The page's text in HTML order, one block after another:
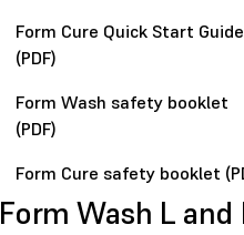
Form Cure Quick Start Guide
(PDF)
Form Wash safety booklet
(PDF)
Form Cure safety booklet
Form Wash L and